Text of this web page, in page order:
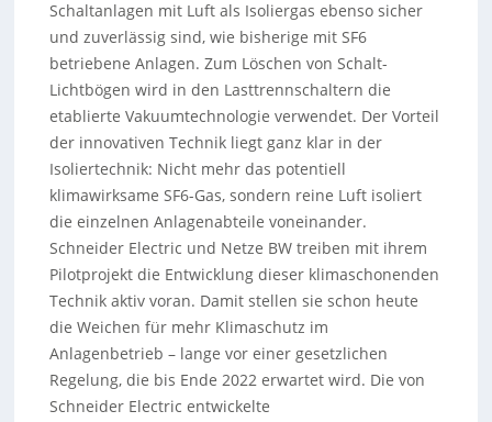
Schaltanlagen mit Luft als Isoliergas ebenso sicher
und zuverlässig sind, wie bisherige mit SF6
betriebene Anlagen. Zum Löschen von Schalt-
Lichtbögen wird in den Lasttrennschaltern die
etablierte Vakuumtechnologie verwendet. Der Vorteil
der innovativen Technik liegt ganz klar in der
Isoliertechnik: Nicht mehr das potentiell
klimawirksame SF6-Gas, sondern reine Luft isoliert
die einzelnen Anlagenabteile voneinander.
Schneider Electric und Netze BW treiben mit ihrem
Pilotprojekt die Entwicklung dieser klimaschonenden
Technik aktiv voran. Damit stellen sie schon heute
die Weichen für mehr Klimaschutz im
Anlagenbetrieb – lange vor einer gesetzlichen
Regelung, die bis Ende 2022 erwartet wird. Die von
Schneider Electric entwickelte